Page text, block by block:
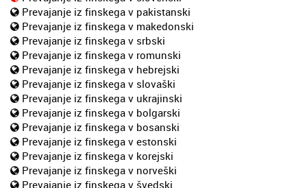
Prevajanje iz finskega v pakistanski
Prevajanje iz finskega v makedonski
Prevajanje iz finskega v srbski
Prevajanje iz finskega v romunski
Prevajanje iz finskega v hebrejski
Prevajanje iz finskega v slovaški
Prevajanje iz finskega v ukrajinski
Prevajanje iz finskega v bolgarski
Prevajanje iz finskega v bosanski
Prevajanje iz finskega v estonski
Prevajanje iz finskega v korejski
Prevajanje iz finskega v norveški
Prevajanje iz finskega v švedski